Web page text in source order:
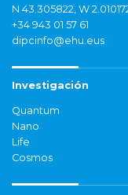
N 43.305822, W
+34 943 01 57 61
dipcinfo@ehu.eus
Investigación
Quantum
Nano
Life
Cosmos